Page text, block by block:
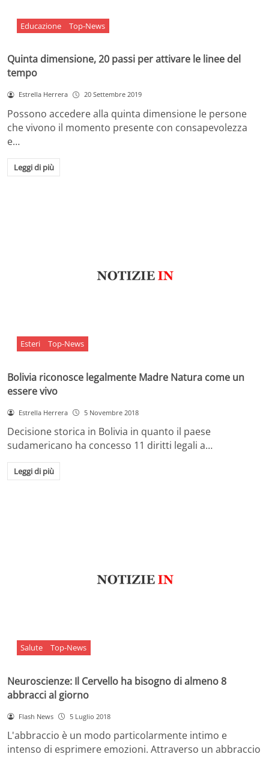
Educazione Top-News
Quinta dimensione, 20 passi per attivare le linee del
tempo
Estrella Herrera 20 Settembre 2019
Possono accedere alla quinta dimensione le persone
che vivono il momento presente con consapevolezza
e…
Leggi di più
Esteri Top-News
Bolivia riconosce legalmente Madre Natura come un
essere vivo
Estrella Herrera 5 Novembre 2018
Decisione storica in Bolivia in quanto il paese
sudamericano ha concesso 11 diritti legali a…
Leggi di più
Salute Top-News
Neuroscienze: Il Cervello ha bisogno di almeno 8
abbracci al giorno
Flash News 5 Luglio 2018
L'abbraccio è un modo particolarmente intimo e
intenso di esprimere emozioni. Attraverso un abbraccio